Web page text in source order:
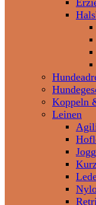
Koppeln
Leinen